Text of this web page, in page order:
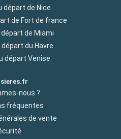
départ de Nice
de Fort de france
de Miami
du Havre
départ Venise
nous ?
fréquentes
de vente